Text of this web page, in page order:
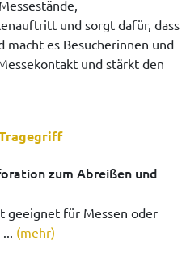
und sorgt dafür, dass
es Besucherinnen und
und stärkt den
zum Abreißen und
geeignet für Messen oder
(mehr)